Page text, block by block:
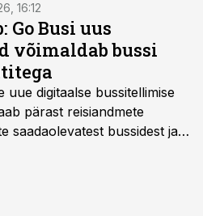
16:12
Go Busi uus
võimaldab bussi
digitaalse bussitellimise
pärast reisiandmete
saadaolevatest bussidest ja